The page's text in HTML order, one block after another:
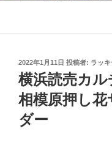
投
稿
日:
2022年1月11日 投稿者: ラッキ
横浜読売カル
相模原押し
ダー